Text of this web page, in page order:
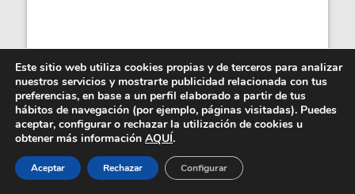
Mad Cool celebra su décimo
Este sitio web utiliza cookies propias y de terceros para analizar
nuestros servicios y mostrarte publicidad relacionada con tus
preferencias, en base a un perfil elaborado a partir de tus
hábitos de navegación (por ejemplo, páginas visitadas). Puedes
aceptar, configurar o rechazar la utilización de cookies u
obtener más información AQUÍ.
Aceptar Rechazar Configurar